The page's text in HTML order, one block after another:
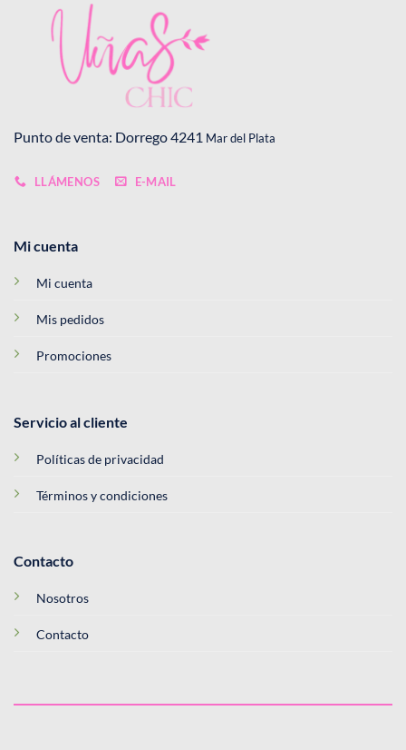
Punto de venta: Dorrego 4241 Mar del Plata
LLÁMENOS E-MAIL
Mi cuenta
Mi cuenta
Mis pedidos
Promociones
Servicio al cliente
Políticas de privacidad
Términos y condiciones
Contacto
Nosotros
Contacto